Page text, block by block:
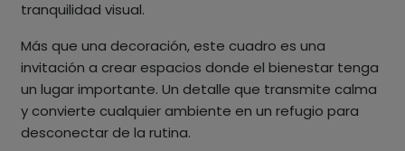
tranquilidad visual.
Más que una decoración, este cuadro es una
invitación a crear espacios donde el bienestar tenga
un lugar importante. Un detalle que transmite calma
y convierte cualquier ambiente en un refugio para
desconectar de la rutina.